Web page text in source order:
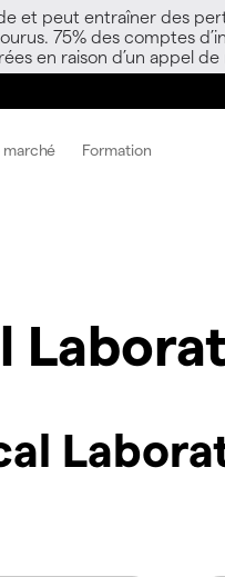
et peut entraîner des
75% des comptes
en raison d’un appel
marché Formation